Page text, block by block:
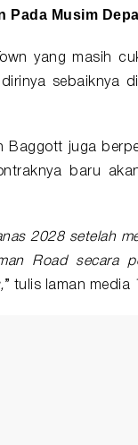
Pada Musim
yang masih
sebaiknya
Baggott juga
baru
2028 setelah
Road secara
” tulis laman media